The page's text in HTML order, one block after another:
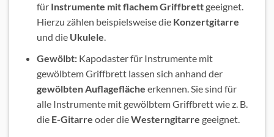
für Instrumente mit flachem Griffbrettgeeignet.
Hierzu zählen beispielsweise die Konzertgitarre
und die Ukulele.
Gewölbt: Kapodaster für Instrumente mit
gewölbtem Griffbrett lassen sich anhand der
gewölbten Auflagefläche erkennen. Sie sind für
alle Instrumente mit gewölbtem Griffbrett wie z. B.
dieE-Gitarre oder dieWesterngitarre geeignet.